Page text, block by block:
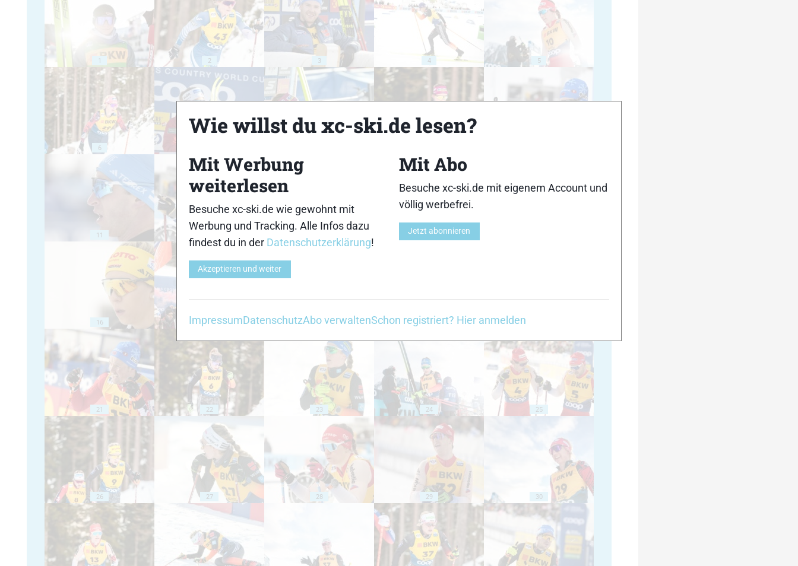
1 2 3 4 5
6
11 14
16 17 18 19
21 22 23 24 25
26 27 28 29 30
Wie willst du xc-ski.de lesen?
Mit Werbung
weiterlesen
Besuche xc-ski.de wie gewohnt mit
Werbung und Tracking. Alle Infos dazu
findest du in der Datenschutzerklärung!
Akzeptieren und weiter
Mit Abo
Besuche xc-ski.de mit eigenem Account und
völlig werbefrei.
Jetzt abonnieren
ImpressumDatenschutzAbo verwaltenSchon registriert? Hier anmelden